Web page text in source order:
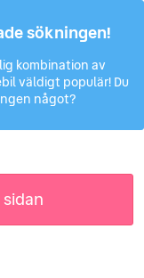
sökningen!
kombination av
väldigt populär! Du
något?